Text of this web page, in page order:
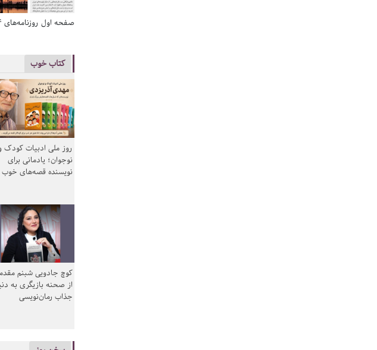
صفحه اول روزنامه‌های 14 مرداد 1405
کتاب خوب
روز ملی ادبیات کودک
نوجوان؛ یادمانی برای
نویسنده قصه‌های خوب
کوچ جادویی شبنم
از صحنه بازیگری به
جذاب رمان‌نویسی